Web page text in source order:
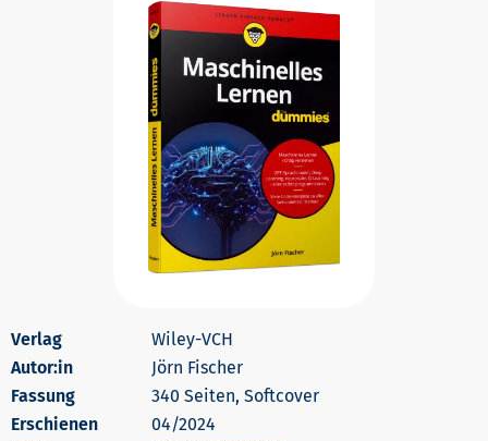
Wiley-VCH
Autor:in
Jörn Fischer
340 Seiten, Softcover
Erschienen
04/2024